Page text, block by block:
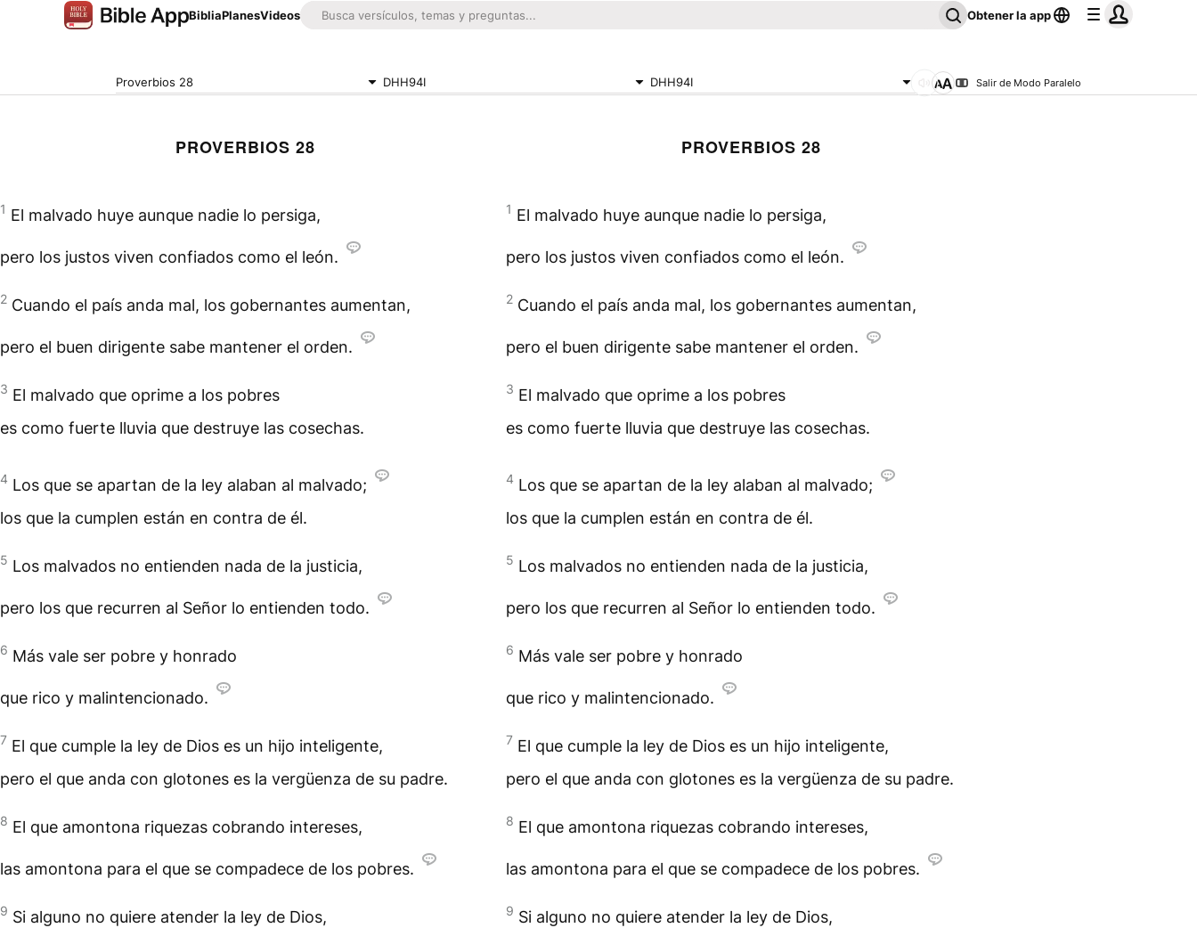
BibliaPlanesVideos Obtener la app
Proverbios 28 DHH94I DHH94I Salir de Modo Paralelo
PROVERBIOS 28
1 El malvado huye aunque nadie lo persiga,
pero los justos viven confiados como el león.
2 Cuando el país anda mal, los gobernantes aumentan,
pero el buen dirigente sabe mantener el orden.
3 El malvado que oprime a los pobres
es como fuerte lluvia que destruye las cosechas.
4 Los que se apartan de la ley alaban al malvado;
los que la cumplen están en contra de él.
5 Los malvados no entienden nada de la justicia,
pero los que recurren al Señor lo entienden todo.
6 Más vale ser pobre y honrado
que rico y malintencionado.
7 El que cumple la ley de Dios es un hijo inteligente,
pero el que anda con glotones es la vergüenza de su padre.
8 El que amontona riquezas cobrando intereses,
las amontona para el que se compadece de los pobres.
9 Si alguno no quiere atender la ley de Dios,
PROVERBIOS 28
1 El malvado huye aunque nadie lo persiga,
pero los justos viven confiados como el león.
2 Cuando el país anda mal, los gobernantes aumentan,
pero el buen dirigente sabe mantener el orden.
3 El malvado que oprime a los pobres
es como fuerte lluvia que destruye las cosechas.
4 Los que se apartan de la ley alaban al malvado;
los que la cumplen están en contra de él.
5 Los malvados no entienden nada de la justicia,
pero los que recurren al Señor lo entienden todo.
6 Más vale ser pobre y honrado
que rico y malintencionado.
7 El que cumple la ley de Dios es un hijo inteligente,
pero el que anda con glotones es la vergüenza de su padre.
8 El que amontona riquezas cobrando intereses,
las amontona para el que se compadece de los pobres.
9 Si alguno no quiere atender la ley de Dios,